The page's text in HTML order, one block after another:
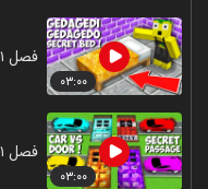
۰۳:۰۰
فصل ۱ - در ناگت ۱ لیمو
۰۳:۰۰
فصل ۱ - در ماشین ۱ لیمو